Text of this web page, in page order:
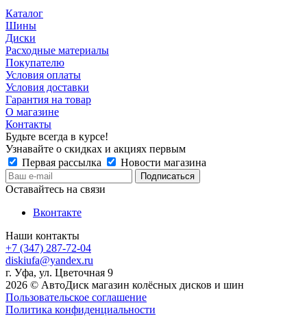
Каталог
Шины
Диски
Расходные материалы
Покупателю
Условия оплаты
Условия доставки
Гарантия на товар
О магазине
Контакты
Будьте всегда в курсе!
Узнавайте о скидках и акциях первым
Первая рассылка
Новости магазина
Оставайтесь на связи
Вконтакте
Наши контакты
+7 (347) 287-72-04
diskiufa@yandex.ru
г. Уфа, ул. Цветочная 9
2026 © АвтоДиск магазин колёсных дисков и шин
Пользовательское соглашение
Политика конфиденциальности